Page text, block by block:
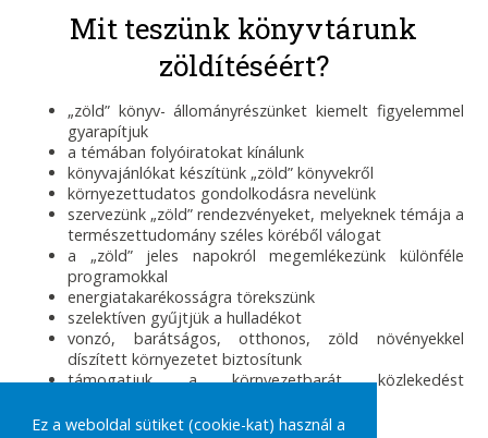
Ez a weboldal sütiket (cookie-kat) használ a
Mit teszünk könyvtárunk
zöldítéséért?
„zöld” könyv- állományrészünket kiemelt figyelemmel
gyarapítjuk
a témában folyóiratokat kínálunk
könyvajánlókat készítünk „zöld” könyvekről
környezettudatos gondolkodásra nevelünk
szervezünk „zöld” rendezvényeket, melyeknek témája a
természettudomány széles köréből válogat
a „zöld” jeles napokról megemlékezünk különféle
programokkal
energiatakarékosságra törekszünk
szelektíven gyűjtjük a hulladékot
vonzó, barátságos, otthonos, zöld növényekkel
díszített környezetet biztosítunk
támogatjuk a környezetbarát közlekedést